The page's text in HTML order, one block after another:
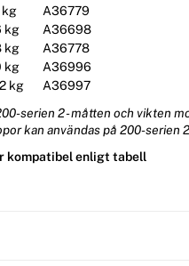
kg
A36779
kg
A36698
kg
A36778
kg
A36996
kg
A36997
serien 2 - måtten och vikten
kan användas på 200-serien
kompatibel enligt tabell